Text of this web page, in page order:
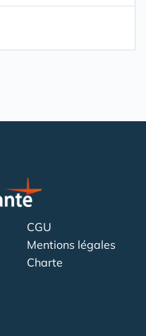
CGU
Mentions légales
Charte